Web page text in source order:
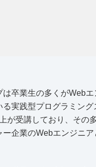
は卒業生の多くがWebエ
る実践型プログラミング
が受講しており、その
ー企業のWebエンジニア